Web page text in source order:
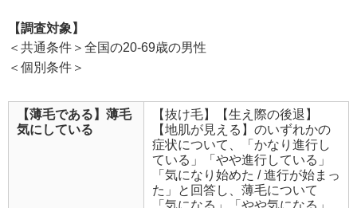
【調査対象】
＜共通条件＞全国の20-69歳の男性
＜個別条件＞
【薄毛である】薄毛
気にしている
【抜け毛】【生え際の後退】
【地肌が見える】のいずれかの
症状について、「かなり進行し
ている」「やや進行している」
「気になり始めた / 進行が始まっ
た」と回答し、薄毛について
「気になる」「やや気になる」